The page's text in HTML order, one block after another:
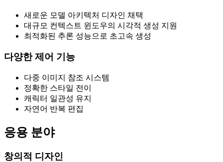
새로운 모델 아키텍처 디자인 채택
대규모 컨텍스트 윈도우의 시각적 생성 지원
최적화된 추론 성능으로 초고속 생성
다양한 제어 기능
다중 이미지 참조 시스템
정확한 스타일 전이
캐릭터 일관성 유지
자연어 반복 편집
응용 분야
창의적 디자인